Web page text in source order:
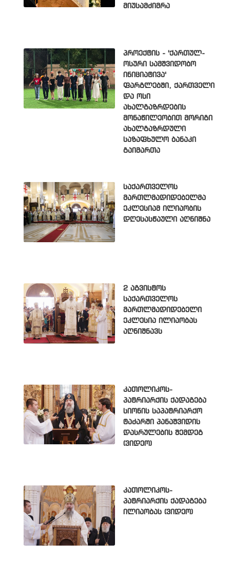
მიუსამძიმრა
პროექტის - 'ქართულ-
ოსური სამშვიდობო
ინიციატივა'
ფარგლებში, ქართველი
და ოსი
ახალგაზრდების
მონაწილეობით მორიგი
ახალგაზრდული
საზაფხულო ბანაკი
გაიმართა
საქართველოს
მართლმადიდებელმა
ეკლესიამ ილიაობის
დღესასწაული აღნიშნა
2 აგვისტოს
საქართველოს
მართლმადიდებელი
ეკლესია ილიაობას
აღნიშნავს
კათოლიკოს-
პატრიარქის ქადაგება
სიონის საპატრიარქო
ტაძარში პანაშვიდის
დასრულების შემდეგ
(ვიდეო)
კათოლიკოს-
პატრიარქის ქადაგება
ილიაობას (ვიდეო)